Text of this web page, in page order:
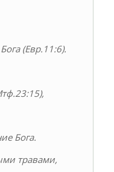
(Евр.11:6).
Бога.
травами,